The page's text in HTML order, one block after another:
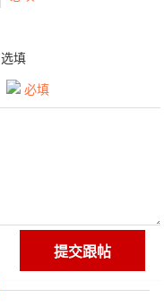
选填
必填